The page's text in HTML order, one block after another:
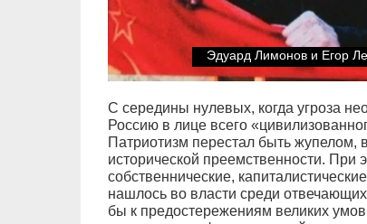
Эдуард Лимонов и Егор
С середины нулевых, когда угроза
Россию в лице всего
Патриотизм перестал быть жупелом,
исторической преемственности. При
собственнические,
нашлось во власти среди
бы к предостережениям великих